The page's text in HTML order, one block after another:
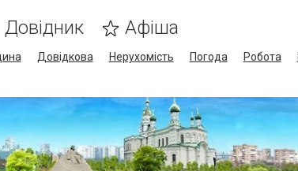
Довідник Афіша
Довідкова Нерухомість Погода Робота